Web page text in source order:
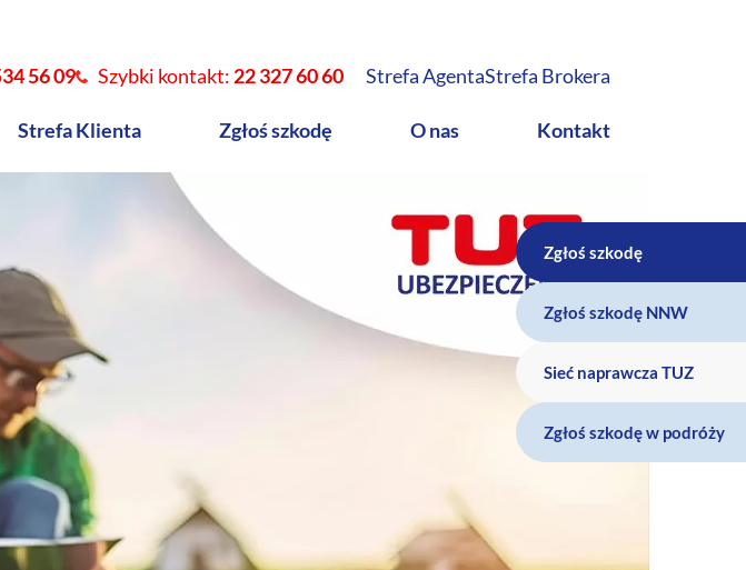
56 09 Szybki kontakt: 22 327 60 60 Strefa AgentaStrefa Brokera
Strefa Klienta Zgłoś szkodę O nas Kontakt
Zgłoś szkodę
Zgłoś szkodę NNW
Sieć naprawcza TUZ
Zgłoś szkodę w podróży